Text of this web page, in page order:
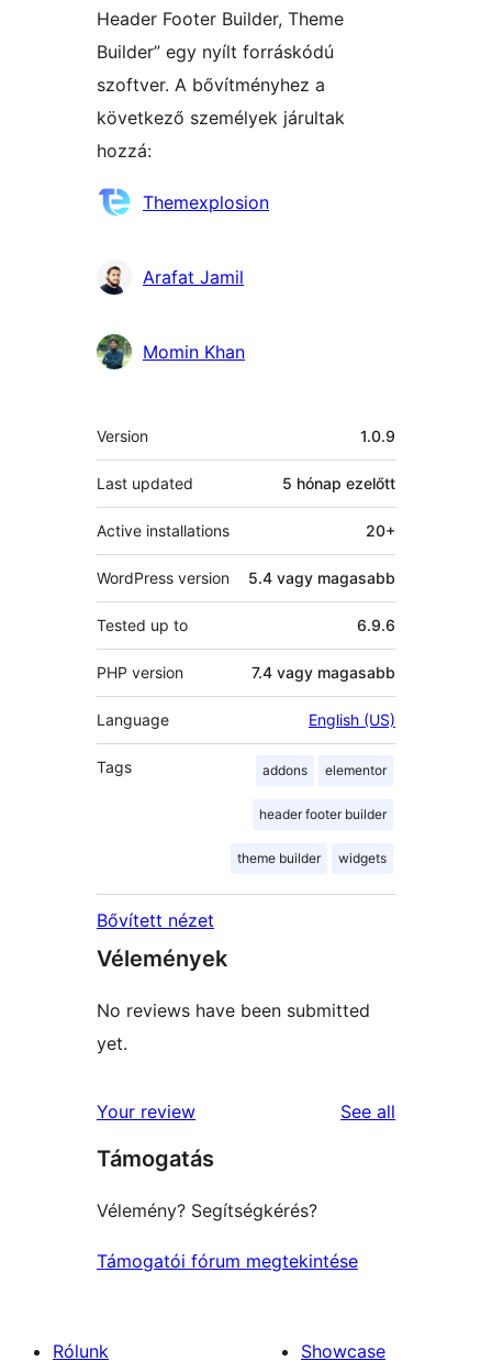
Header Footer Builder, Theme
Builder” egy nyílt forráskódú
szoftver. A bővítményhez a
következő személyek járultak
hozzá:
Közreműködők
Themexplosion
Arafat Jamil
Momin Khan
Meta
Version 1.0.9
Last updated 5 hónap ezelőtt
Active installations 20+
WordPress version 5.4 vagy magasabb
Tested up to 6.9.6
PHP version 7.4 vagy magasabb
Language English (US)
Tags addons elementor
header footer builder
theme builder widgets
Bővített nézet
Vélemények
No reviews have been submitted
yet.
Your review See all
Támogatás
Vélemény? Segítségkérés?
Támogatói fórum megtekintése
Rólunk
Showcase